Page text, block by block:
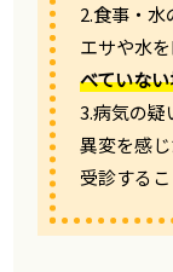
2.食事・
エサや水
べていな
3.病気の疑
異変を感
受診するこ